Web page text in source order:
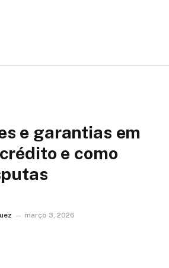
e garantias em
e como
março 3, 2026